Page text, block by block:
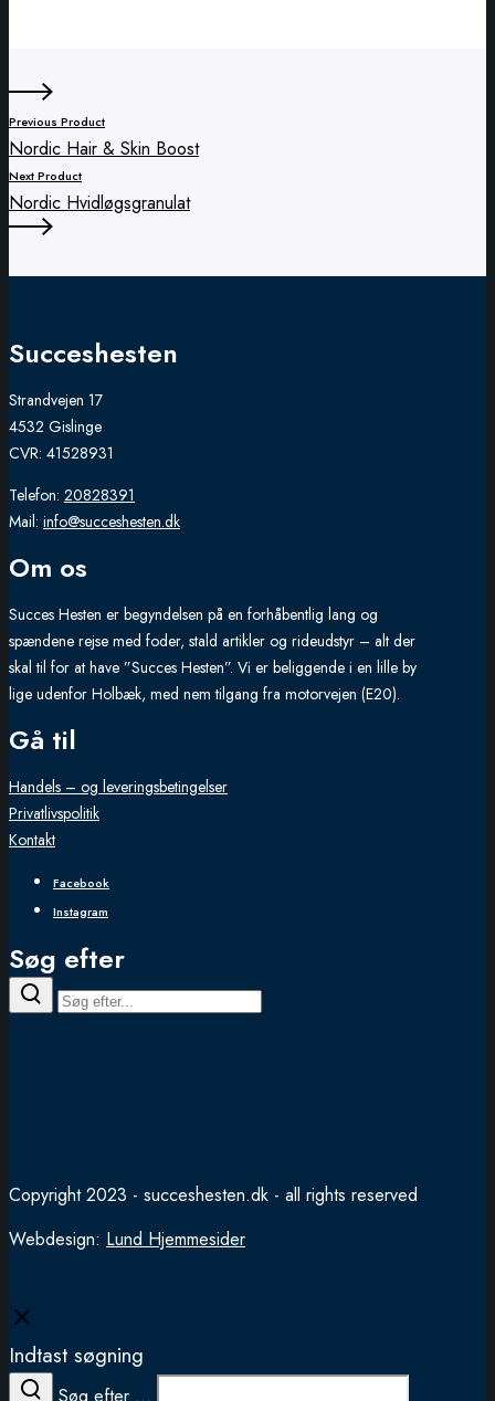
Previous Product
Nordic Hair & Skin Boost
Next Product
Nordic Hvidløgsgranulat
Succeshesten
Strandvejen 17
4532 Gislinge
CVR: 41528931
Telefon: 20828391
Mail: info@succeshesten.dk
Om os
Succes Hesten er begyndelsen på en forhåbentlig lang og
spændene rejse med foder, stald artikler og rideudstyr – alt der
skal til for at have ”Succes Hesten”. Vi er beliggende i en lille by
lige udenfor Holbæk, med nem tilgang fra motorvejen (E20).
Gå til
Handels – og leveringsbetingelser
Privatlivspolitik
Kontakt
Facebook
Instagram
Søg efter
Copyright 2023 - succeshesten.dk - all rights reserved
Webdesign: Lund Hjemmesider
Close
Indtast søgning